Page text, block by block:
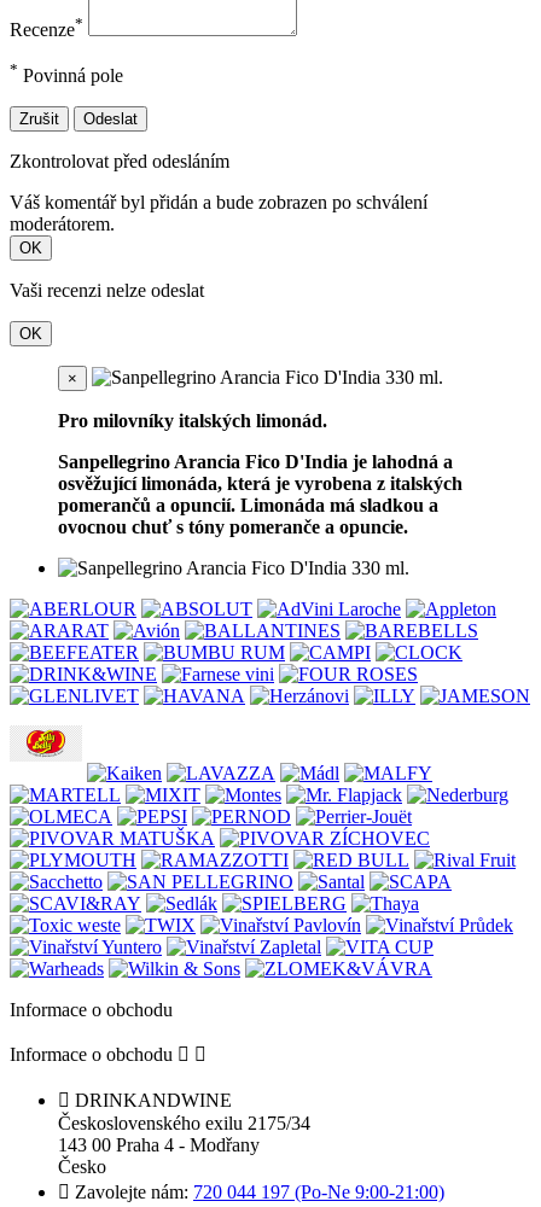
Recenze*
* Povinná pole
Zrušit Odeslat
Zkontrolovat před odesláním
Váš komentář byl přidán a bude zobrazen po schválení
moderátorem.
OK
Vaši recenzi nelze odeslat
OK
×
Pro milovníky italských limonád.
Sanpellegrino Arancia Fico D'India je lahodná a
osvěžující limonáda, která je vyrobena z italských
pomerančů a opuncií. Limonáda má sladkou a
ovocnou chuť s tóny pomeranče a opuncie.
Informace o obchodu
Informace o obchodu  
 DRINKANDWINE
Československého exilu 2175/34
143 00 Praha 4 - Modřany
Česko
 Zavolejte nám: 720 044 197 (Po-Ne 9:00-21:00)